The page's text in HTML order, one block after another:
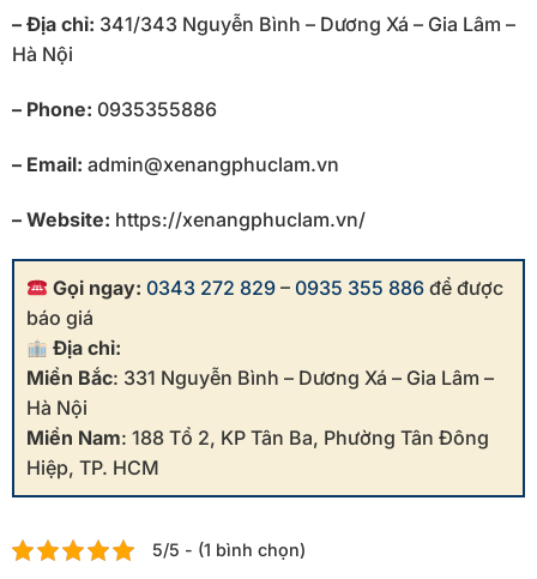
– Địa chỉ: 341/343 Nguyễn Bình – Dương Xá – Gia Lâm –
Hà Nội
– Phone: 0935355886
– Email: admin@xenangphuclam.vn
– Website: https://xenangphuclam.vn/
Gọi ngay: 0343 272 829 –0935 355 886 để được
báo giá
Địa chỉ:
Miền Bắc: 331 Nguyễn Bình – Dương Xá – Gia Lâm –
Hà Nội
Miền Nam: 188 Tổ 2, KP Tân Ba, Phường Tân Đông
Hiệp, TP. HCM
5/5 - (1 bình chọn)